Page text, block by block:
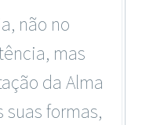
não no
mas
da Alma
suas formas,